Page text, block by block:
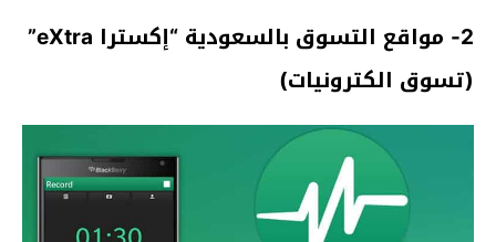
2- مواقع التسوق بالسعودية “إكسترا eXtra”
(تسوق الكترونيات)